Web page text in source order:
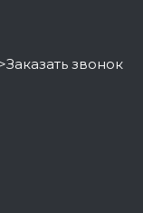
звонок